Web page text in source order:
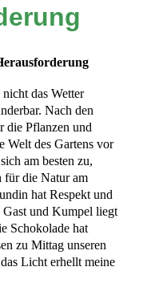
das Wetter
Nach den
die Pflanzen und
Welt des Gartens vor
am besten zu,
für die Natur am
hat Respekt und
und Kumpel liegt
Schokolade hat
zu Mittag unseren
Licht erhellt meine